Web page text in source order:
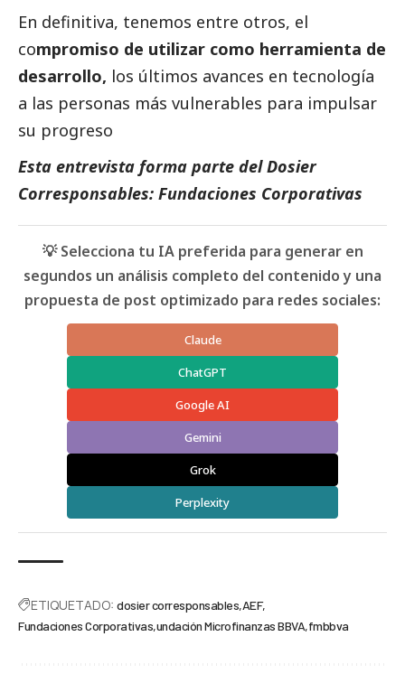
En definitiva, tenemos entre otros, el
compromiso de utilizar como herramienta de
desarrollo, los últimos avances en tecnología
a las personas más vulnerables para impulsar
su progreso
Esta entrevista forma parte del Dosier
Corresponsables: Fundaciones Corporativas
💡 Selecciona tu IA preferida para generar en
segundos un análisis completo del contenido y una
propuesta de post optimizado para redes sociales:
Claude
ChatGPT
Google AI
Gemini
Grok
Perplexity
ETIQUETADO: dosier corresponsables AEF
Fundaciones Corporativas undación Microfinanzas BBVA fmbbva